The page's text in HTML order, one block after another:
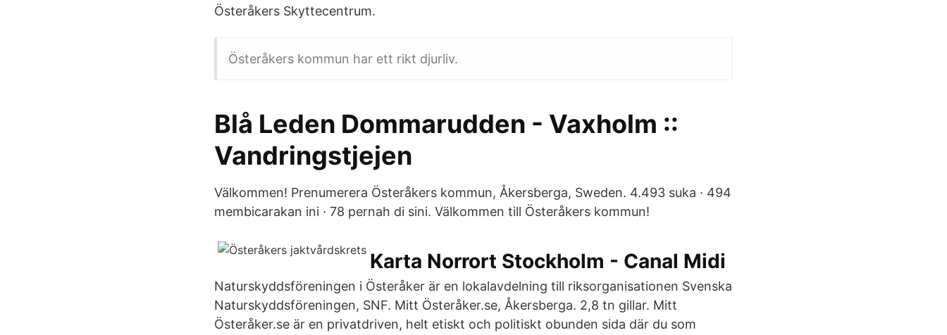
Österåkers Skyttecentrum.
Österåkers kommun har ett rikt djurliv.
Blå Leden Dommarudden - Vaxholm ::
Vandringstjejen
Välkommen! Prenumerera Österåkers kommun, Åkersberga, Sweden. 4.493 suka · 494
membicarakan ini · 78 pernah di sini. Välkommen till Österåkers kommun!
Karta Norrort Stockholm - Canal Midi
Naturskyddsföreningen i Österåker är en lokalavdelning till riksorganisationen Svenska
Naturskyddsföreningen, SNF. Mitt Österåker.se, Åkersberga. 2,8 tn gillar. Mitt
Österåker.se är en privatdriven, helt etiskt och politiskt obunden sida där du som